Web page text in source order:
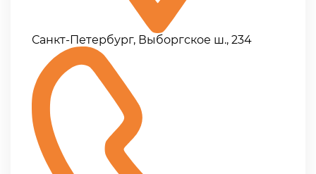
Санкт-Петербург, Выборгское ш., 234